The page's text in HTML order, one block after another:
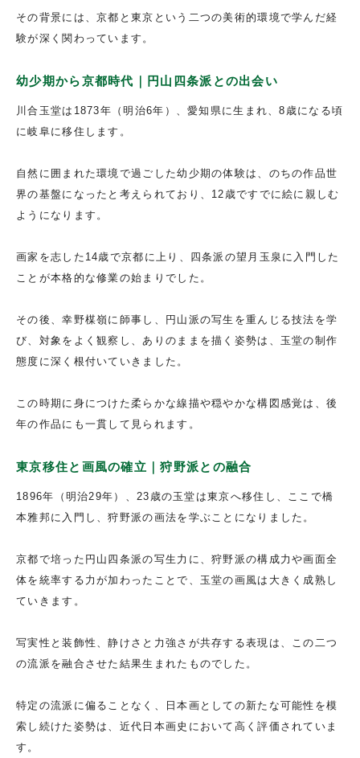
その背景には、京都と東京という二つの美術的環境で学んだ経
験が深く関わっています。
幼少期から京都時代｜円山四条派との出会い
川合玉堂は1873年（明治6年）、愛知県に生まれ、8歳になる頃
に岐阜に移住します。
自然に囲まれた環境で過ごした幼少期の体験は、のちの作品世
界の基盤になったと考えられており、12歳ですでに絵に親しむ
ようになります。
画家を志した14歳で京都に上り、四条派の望月玉泉に入門した
ことが本格的な修業の始まりでした。
その後、幸野楳嶺に師事し、円山派の写生を重んじる技法を学
び、対象をよく観察し、ありのままを描く姿勢は、玉堂の制作
態度に深く根付いていきました。
この時期に身につけた柔らかな線描や穏やかな構図感覚は、後
年の作品にも一貫して見られます。
東京移住と画風の確立｜狩野派との融合
1896年（明治29年）、23歳の玉堂は東京へ移住し、ここで橋
本雅邦に入門し、狩野派の画法を学ぶことになりました。
京都で培った円山四条派の写生力に、狩野派の構成力や画面全
体を統率する力が加わったことで、玉堂の画風は大きく成熟し
ていきます。
写実性と装飾性、静けさと力強さが共存する表現は、この二つ
の流派を融合させた結果生まれたものでした。
特定の流派に偏ることなく、日本画としての新たな可能性を模
索し続けた姿勢は、近代日本画史において高く評価されていま
す。